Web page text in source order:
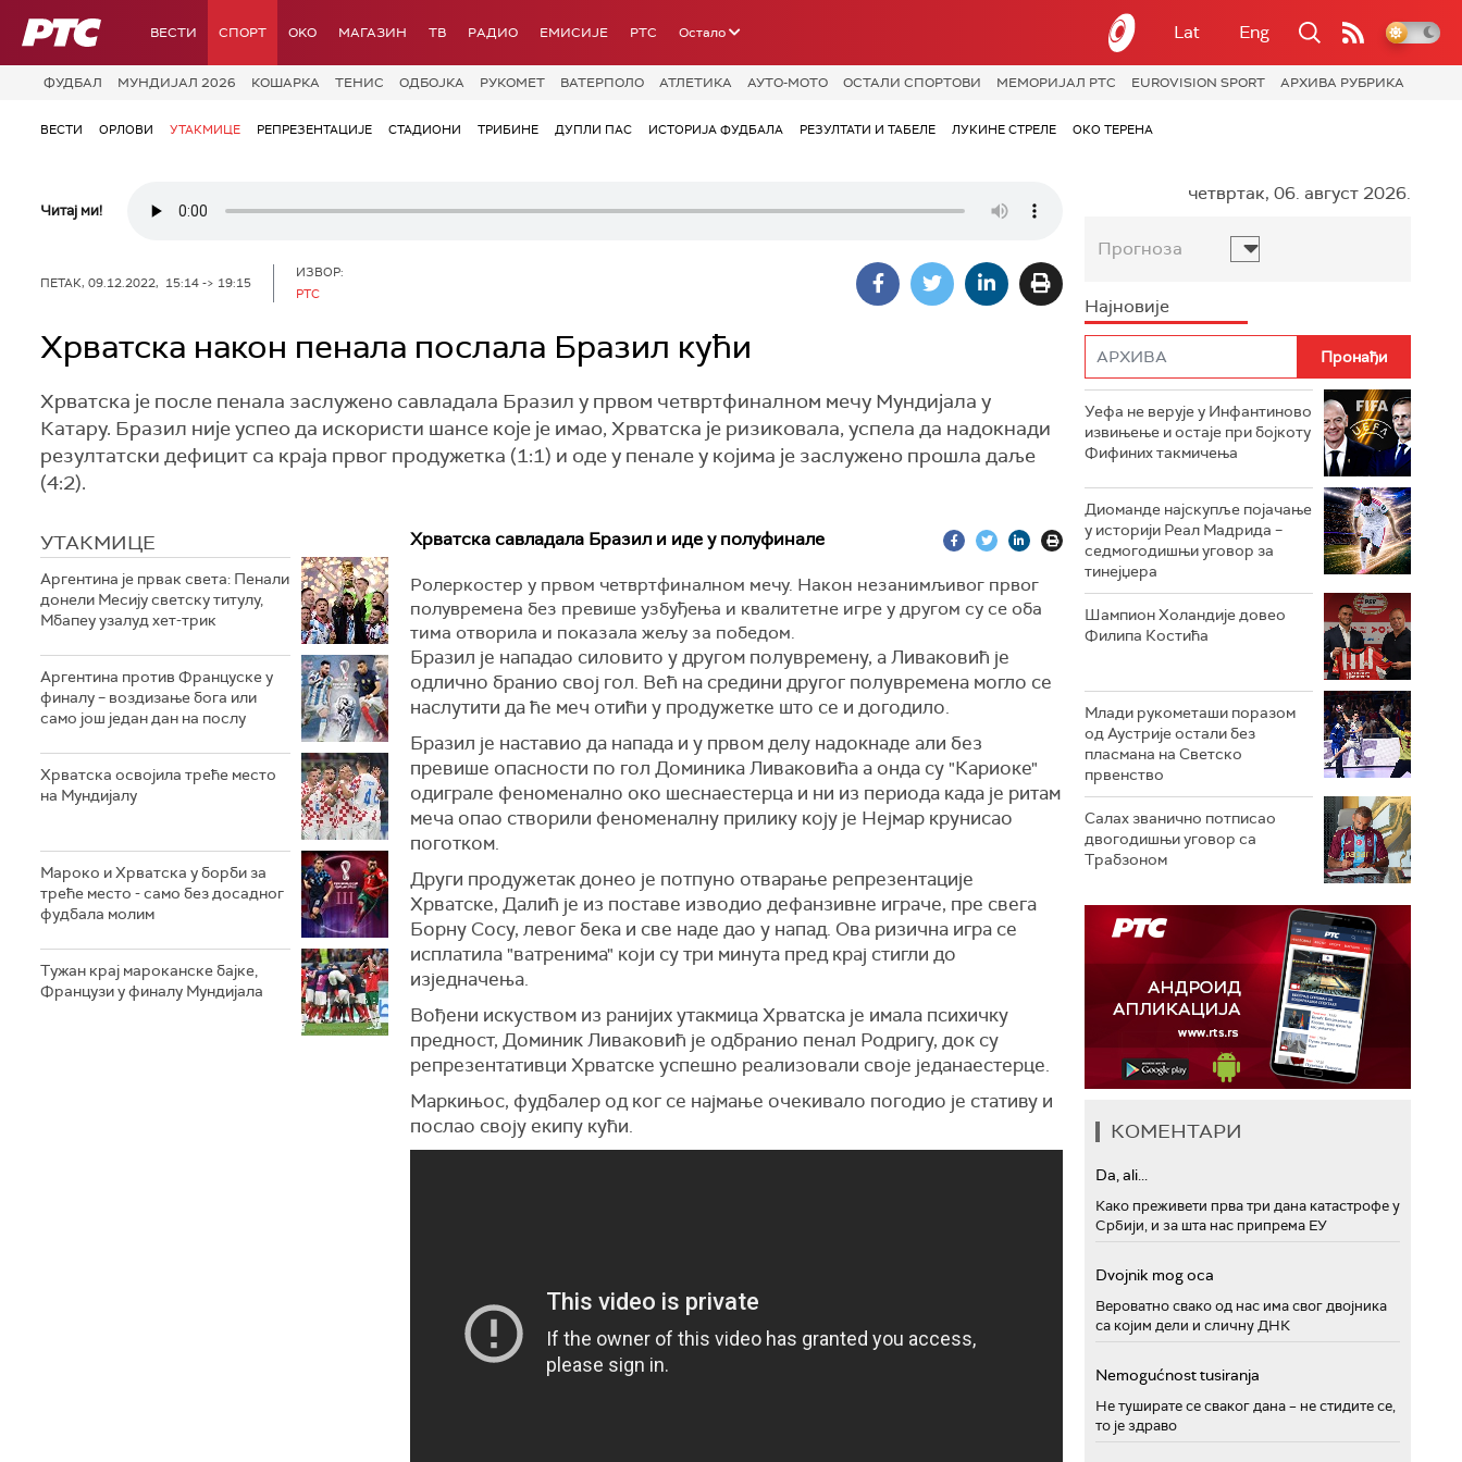
РТС ВЕСТИ СПОРТ OKO МАГАЗИН ТВ РАДИО ЕМИСИЈЕ РТС Остало Lat Eng
ФУДБАЛ МУНДИЈАЛ 2026 КОШАРКА ТЕНИС ОДБОЈКА РУКОМЕТ ВАТЕРПОЛО АТЛЕТИКА АУТО-МОТО ОСТАЛИ СПОРТОВИ МЕМОРИЈАЛ РТС EUROVISION SPORT АРХИВА РУБРИКА
ВЕСТИ ОРЛОВИ УТАКМИЦЕ РЕПРЕЗЕНТАЦИЈЕ СТАДИОНИ ТРИБИНЕ ДУПЛИ ПАС ИСТОРИЈА ФУДБАЛА РЕЗУЛТАТИ И ТАБЕЛЕ ЛУКИНЕ СТРЕЛЕ ОКО ТЕРЕНА
Читај ми!
ПЕТАК, 09.12.2022, 15:14 -> 19:15
ИЗВОР:
PTC
Хрватска након пенала послала Бразил кући
Хрватска је после пенала заслужено савладала Бразил у првом четвртфиналном мечу Мундијала у
Катару. Бразил није успео да искористи шансе које је имао, Хрватска је ризиковала, успела да надокнади
резултатски дефицит са краја првог продужетка (1:1) и оде у пенале у којима је заслужено прошла даље
(4:2).
УТАКМИЦЕ
Аргентина је првак света: Пенали
донели Месију светску титулу,
Мбапеу узалуд хет-трик
Аргентина против Француске у
финалу – воздизање бога или
само још један дан на послу
Хрватска освојила треће место
на Мундијалу
Мароко и Хрватска у борби за
треће место - само без досадног
фудбала молим
Тужан крај мароканске бајке,
Французи у финалу Мундијала
Хрватска савладала Бразил и иде у полуфинале
Ролеркостер у првом четвртфиналном мечу. Након незанимљивог првог
полувремена без превише узбуђења и квалитетне игре у другом су се оба
тима отворила и показала жељу за победом.
Бразил је нападао силовито у другом полувремену, а Ливаковић је
одлично бранио свој гол. Већ на средини другог полувремена могло се
наслутити да ће меч отићи у продужетке што се и догодило.
Бразил је наставио да напада и у првом делу надокнаде али без
превише опасности по гол Доминика Ливаковића а онда су "Кариоке"
одиграле феноменално око шеснаестерца и ни из периода када је ритам
меча опао створили феноменалну прилику коју је Нејмар крунисао
поготком.
Други продужетак донео је потпуно отварање репрезентације
Хрватске, Далић је из поставе изводио дефанзивне играче, пре свега
Борну Сосу, левог бека и све наде дао у напад. Ова ризична игра се
исплатила "ватренима" који су три минута пред крај стигли до
изједначења.
Вођени искуством из ранијих утакмица Хрватска је имала психичку
предност, Доминик Ливаковић је одбранио пенал Родригу, док су
репрезентативци Хрватске успешно реализовали своје једанаестерце.
Маркињос, фудбалер од ког се најмање очекивало погодио је стативу и
послао своју екипу кући.
четвртак, 06. август 2026.
Прогноза
Најновије
Уефа не верује у Инфантиново
извињење и остаје при бојкоту
Фифиних такмичења
Диоманде најскупље појачање
у историји Реал Мадрида –
седмогодишњи уговор за
тинејџера
Шампион Холандије довео
Филипа Костића
Млади рукометаши поразом
од Аустрије остали без
пласмана на Светско
првенство
Салах званично потписао
двогодишњи уговор са
Трабзоном
КОМЕНТАРИ
Da, ali...
Како преживети прва три дана катастрофе у
Србији, и за шта нас припрема ЕУ
Dvojnik mog oca
Вероватно свако од нас има свог двојника
са којим дели и сличну ДНК
Nemogućnost tusiranja
Не туширате се сваког дана – не стидите се,
то је здраво